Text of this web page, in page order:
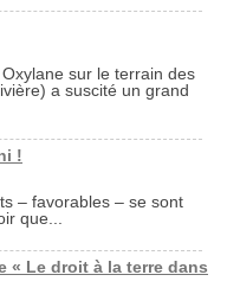
sur le terrain des
a suscité un grand
!
– favorables – se sont
que...
« Le droit à la terre dans